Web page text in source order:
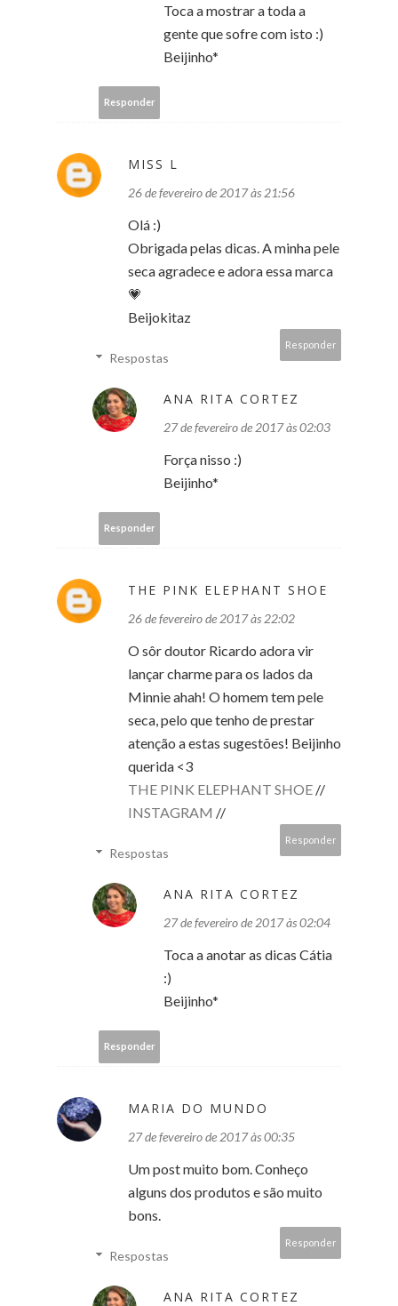
Toca a mostrar a toda a
gente que sofre com isto :)
Beijinho*
Responder
MISS L
26 de fevereiro de 2017 às 21:56
Olá :)
Obrigada pelas dicas. A minha pele
seca agradece e adora essa marca
💗
Beijokitaz
Responder
Respostas
ANA RITA CORTEZ
27 de fevereiro de 2017 às 02:03
Força nisso :)
Beijinho*
Responder
THE PINK ELEPHANT SHOE
26 de fevereiro de 2017 às 22:02
O sôr doutor Ricardo adora vir
lançar charme para os lados da
Minnie ahah! O homem tem pele
seca, pelo que tenho de prestar
atenção a estas sugestões! Beijinho
querida <3
THE PINK ELEPHANT SHOE //
INSTAGRAM //
Responder
Respostas
ANA RITA CORTEZ
27 de fevereiro de 2017 às 02:04
Toca a anotar as dicas Cátia
:)
Beijinho*
Responder
MARIA DO MUNDO
27 de fevereiro de 2017 às 00:35
Um post muito bom. Conheço
alguns dos produtos e são muito
bons.
Responder
Respostas
ANA RITA CORTEZ